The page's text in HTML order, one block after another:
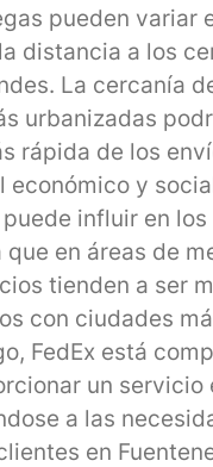
pueden variar
distancia a los
La cercanía
urbanizadas
rápida de los
económico y
influir en
que en áreas de
tienden a ser
con ciudades
FedEx está
un servicio
a las
en